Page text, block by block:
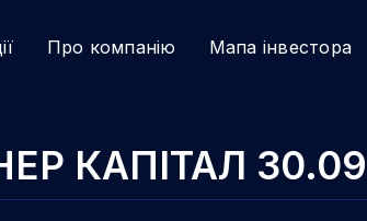
Про компанію Мапа інвестора
КАПІТАЛ